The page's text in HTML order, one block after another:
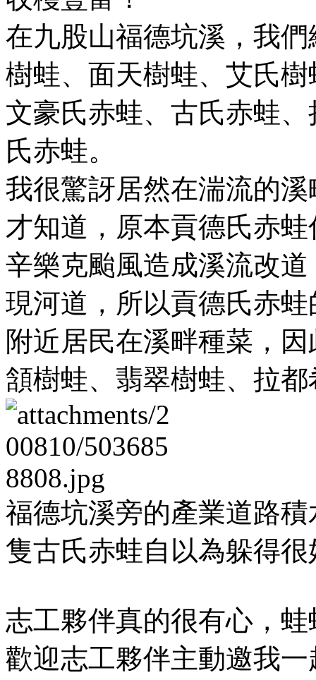
在九股山福德坑溪，我
樹蛙、面天樹蛙、艾氏
文豪氏赤蛙、古氏赤蛙
氏赤蛙。
我很驚訝居然在湍流的
才知道，原本貢德氏赤
辛樂克颱風造成溪流改
現河道，所以貢德氏赤
附近居民在溪畔種菜，
頷樹蛙、翡翠樹蛙、拉
福德坑溪旁的產業道路
隻古氏赤蛙自以為躲得
志工夥伴真的很有心，
歡迎志工夥伴主動邀我